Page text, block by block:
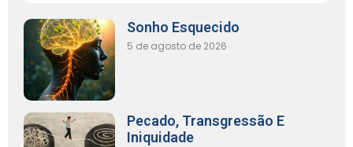
Sonho Esquecido
5 de agosto de 2026
Pecado, Transgressão E
Iniquidade